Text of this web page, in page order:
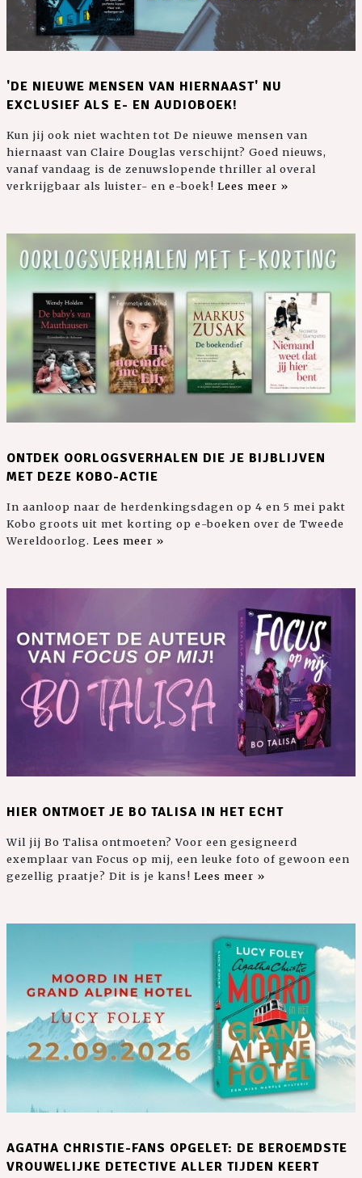
'DE NIEUWE MENSEN VAN HIERNAAST' NU
EXCLUSIEF ALS E- EN AUDIOBOEK!
Kun jij ook niet wachten tot De nieuwe mensen van
hiernaast van Claire Douglas verschijnt? Goed nieuws,
vanaf vandaag is de zenuwslopende thriller al overal
verkrijgbaar als luister- en e-boek! Lees meer »
ONTDEK OORLOGSVERHALEN DIE JE BIJBLIJVEN
MET DEZE KOBO-ACTIE
In aanloop naar de herdenkingsdagen op 4 en 5 mei pakt
Kobo groots uit met korting op e-boeken over de Tweede
Wereldoorlog. Lees meer »
HIER ONTMOET JE BO TALISA IN HET ECHT
Wil jij Bo Talisa ontmoeten? Voor een gesigneerd
exemplaar van Focus op mij, een leuke foto of gewoon een
gezellig praatje? Dit is je kans! Lees meer »
AGATHA CHRISTIE-FANS OPGELET: DE BEROEMDSTE
VROUWELIJKE DETECTIVE ALLER TIJDEN KEERT